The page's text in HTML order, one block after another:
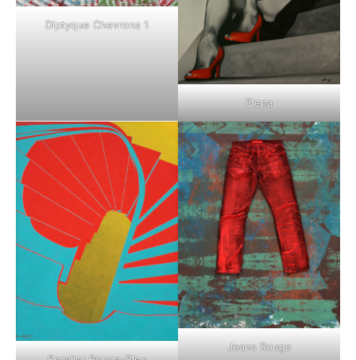
Diptyque Chevrons 1
Elena
Jeans Rouge